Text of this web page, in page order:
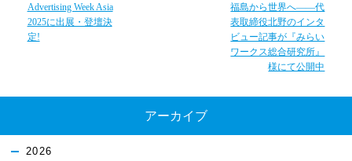
Advertising Week Asia
2025に出展・登壇決
定!
福島から世界へ――代
表取締役北野のインタ
ビュー記事が『みらい
ワークス総合研究所』
様にて公開中
アーカイブ
2026